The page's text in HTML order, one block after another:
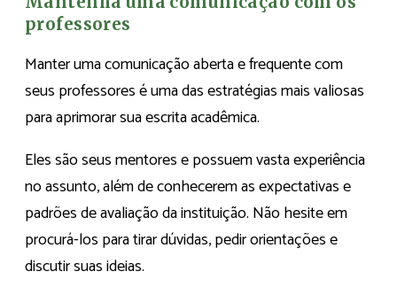
professores
Manter uma comunicação aberta e frequente com
seus professores é uma das estratégias mais valiosas
para aprimorar sua escrita acadêmica.
Eles são seus mentores e possuem vasta experiência
no assunto, além de conhecerem as expectativas e
padrões de avaliação da instituição. Não hesite em
procurá-los para tirar dúvidas, pedir orientações e
discutir suas ideias.